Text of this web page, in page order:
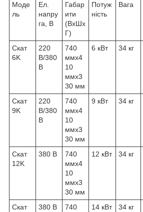
Моде
ль
Ел.
напру
га, В
Габар
ити
(ВхШх
Г)
Потуж
ність
Вага
Скат
6K
220
В/380
В
740
ммх4
10
ммх3
30 мм
6 кВт 34 кг
Скат
9K
220
В/380
В
740
ммх4
10
ммх3
30 мм
9 кВт 34 кг
Скат
12K
380 В
740
ммх4
10
ммх3
30 мм
12 кВт 34 кг
Скат
380 В
740
14 кВт 34 кг